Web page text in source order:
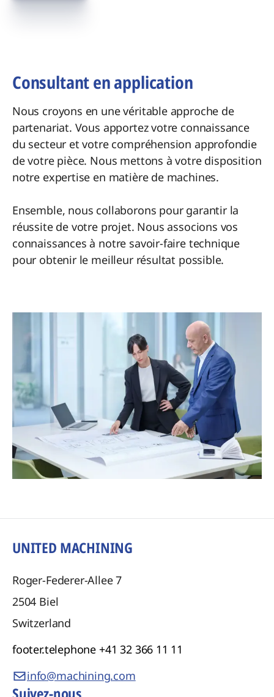
Consultant en application
Nous croyons en une véritable approche de
partenariat. Vous apportez votre connaissance
du secteur et votre compréhension approfondie
de votre pièce. Nous mettons à votre disposition
notre expertise en matière de machines.
Ensemble, nous collaborons pour garantir la
réussite de votre projet. Nous associons vos
connaissances à notre savoir-faire technique
pour obtenir le meilleur résultat possible.
UNITED MACHINING
Roger-Federer-Allee 7
2504 Biel
Switzerland
footer.telephone +41 32 366 11 11
info@machining.com